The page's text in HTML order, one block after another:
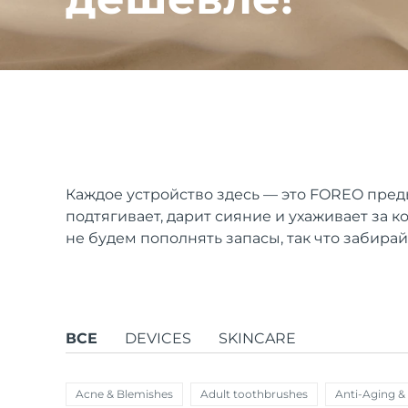
Каждое устройство здесь — это FOREO
подтягивает, дарит сияние и ухаживает за
не будем пополнять запасы, так что
ВСЕ DEVICES SKINCARE
Acne & Blemishes Adult toothbrushes Anti-Aging &
issa™ Teeth Whitening Set
ПОДАРКИ И НАБОРЫ